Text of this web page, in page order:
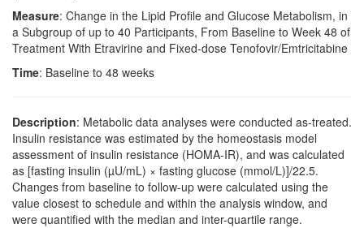
Measure: Change in the Lipid Profile and Glucose Metabolism, in
a Subgroup of up to 40 Participants, From Baseline to Week 48 of
Treatment With Etravirine and Fixed-dose Tenofovir/Emtricitabine
Time: Baseline to 48 weeks
Description: Metabolic data analyses were conducted as-treated.
Insulin resistance was estimated by the homeostasis model
assessment of insulin resistance (HOMA-IR), and was calculated
as [fasting insulin (µU/mL) × fasting glucose (mmol/L)]/22.5.
Changes from baseline to follow-up were calculated using the
value closest to schedule and within the analysis window, and
were quantified with the median and inter-quartile range.